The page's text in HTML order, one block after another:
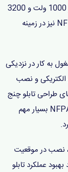
است، با این تفاوت که برای تابلوهای با توان کمتر از 1000 ولت و 3200
آمپر طراحی شده است. همچنین استاندارد NFPA 70E نیز در زمینه
به کار در نزدیکی
و نصب
طراحی تابلو چنج
اور از جمله IEC 60439-1، IEC 61439-1 و NFPA 70E بسیار مهم
نصب در موقعیت
عملکرد تابلو